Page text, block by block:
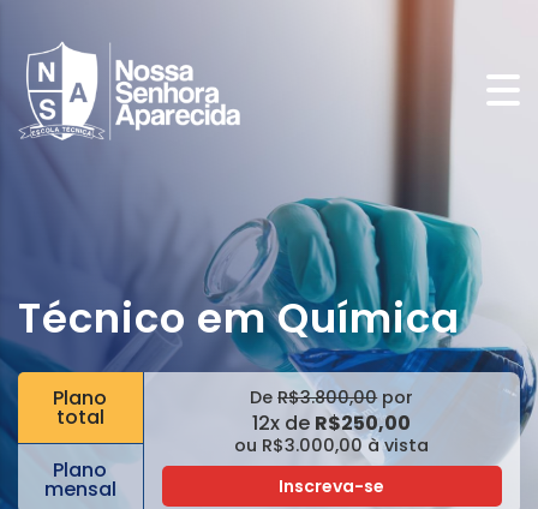
Técnico em Química
Plano
total
Plano
mensal
DeR$3.800,00por
12x de R$250,00
ou R$3.000,00 à vista
Inscreva-se